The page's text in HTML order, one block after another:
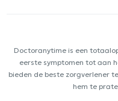
Doctoranytime is een
eerste symptomen tot aan
bieden de beste zorgverlener
hem te